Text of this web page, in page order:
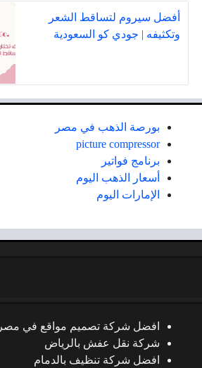
أفضل سيروم لتساقط الشعر
وتكثيفه | جودي كو السعودية
بورصة الذهب في مصر
picture compressor
برنامج فواتير
أسعار الذهب اليوم
الإمارات اليوم
افضل شركة تصميم مواقع في مصر
شركة نقل عفش بالرياض
افضل شركة تنظيف بالدمام